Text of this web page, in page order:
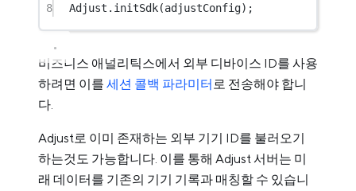
8
Adjust. initSdk(adjustConfig);
비즈니스 애널리틱스에서 외부 디바이스 ID를 사용
하려면 이를 세션 콜백 파라미터로 전송해야 합니
다.
Adjust로 이미 존재하는 외부 기기 ID를 불러오기
하는것도 가능합니다. 이를 통해 Adjust 서버는 미
래 데이터를 기존의 기기 기록과 매칭할 수 있습니